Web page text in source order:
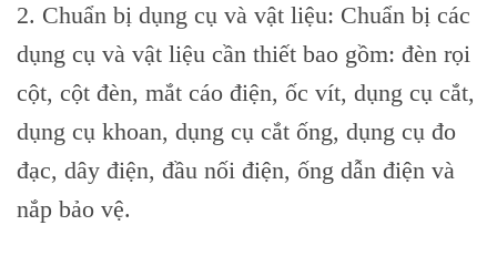
2. Chuẩn bị dụng cụ và vật liệu: Chuẩn bị các
dụng cụ và vật liệu cần thiết bao gồm: đèn rọi
cột, cột đèn, mắt cáo điện, ốc vít, dụng cụ cắt,
dụng cụ khoan, dụng cụ cắt ống, dụng cụ đo
đạc, dây điện, đầu nối điện, ống dẫn điện và
nắp bảo vệ.